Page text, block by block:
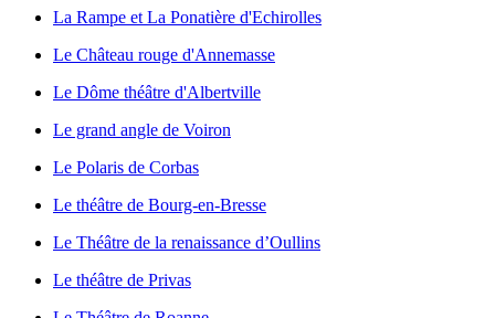
La Rampe et La Ponatière d'Echirolles
Le Château rouge d'Annemasse
Le Dôme théâtre d'Albertville
Le grand angle de Voiron
Le Polaris de Corbas
Le théâtre de Bourg-en-Bresse
Le Théâtre de la renaissance d’Oullins
Le théâtre de Privas